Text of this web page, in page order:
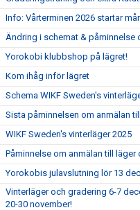
Info: Vårterminen 2026 startar
Ändring i schemat & påminnelse
Yorokobi klubbshop på lägret!
Kom ihåg inför lägret
Schema WIKF Sweden's
Sista påminnelsen om anmälan
WIKF Sweden's vinterläger 2025
Påminnelse om anmälan till läger
Yorokobis julavslutning lör 13 dec
Vinterläger och gradering 6-7
20-30 november!